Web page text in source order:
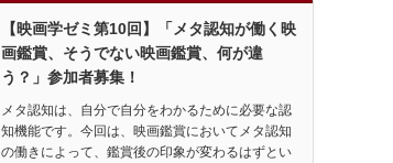
【映画学ゼミ第10回】「メタ認知が働く映
画鑑賞、そうでない映画鑑賞、何が違
う？」参加者募集！
メタ認知は、自分で自分をわかるために必要な認
知機能です。今回は、映画鑑賞においてメタ認知
の働きによって、鑑賞後の印象が変わるはずとい